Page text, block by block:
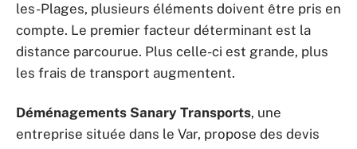
les-Plages, plusieurs éléments doivent être pris en
compte. Le premier facteur déterminant est la
distance parcourue. Plus celle-ci est grande, plus
les frais de transport augmentent.
Déménagements Sanary Transports, une
entreprise située dans le Var, propose des devis